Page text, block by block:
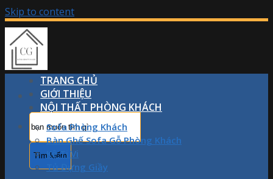
Skip to content
TRANG CHỦ
GIỚI THIỆU
NỘI THẤT PHÒNG KHÁCH
Sofa Phòng Khách
Bàn Ghế Sofa Gỗ Phòng Khách
Kệ Ti Vi
Tủ Đựng Giầy